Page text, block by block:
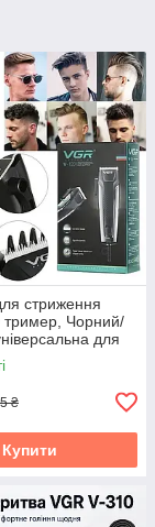
стриження
тример, Чорний/
для
₴
Купити